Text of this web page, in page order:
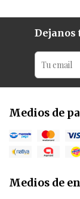
Dejanos
Medios de
Medios de